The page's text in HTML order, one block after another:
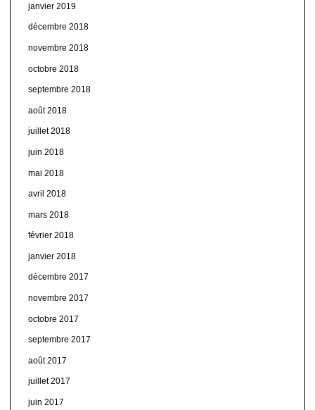
janvier 2019
décembre 2018
novembre 2018
octobre 2018
septembre 2018
août 2018
juillet 2018
juin 2018
mai 2018
avril 2018
mars 2018
février 2018
janvier 2018
décembre 2017
novembre 2017
octobre 2017
septembre 2017
août 2017
juillet 2017
juin 2017